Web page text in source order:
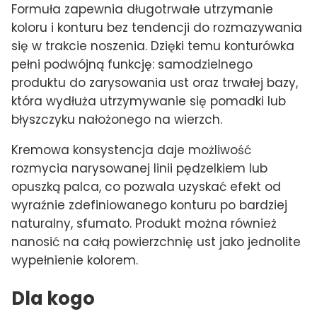
Formuła zapewnia długotrwałe utrzymanie
koloru i konturu bez tendencji do rozmazywania
się w trakcie noszenia. Dzięki temu konturówka
pełni podwójną funkcję: samodzielnego
produktu do zarysowania ust oraz trwałej bazy,
która wydłuża utrzymywanie się pomadki lub
błyszczyku nałożonego na wierzch.
Kremowa konsystencja daje możliwość
rozmycia narysowanej linii pędzelkiem lub
opuszką palca, co pozwala uzyskać efekt od
wyraźnie zdefiniowanego konturu po bardziej
naturalny, sfumato. Produkt można również
nanosić na całą powierzchnię ust jako jednolite
wypełnienie kolorem.
Dla kogo